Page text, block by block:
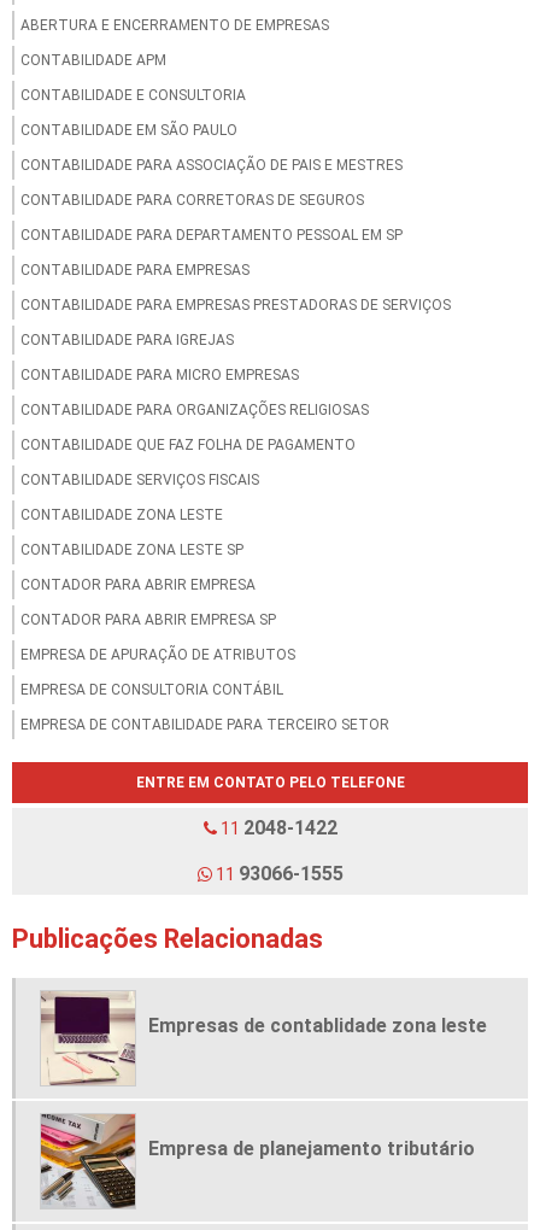
ABERTURA E ENCERRAMENTO DE EMPRESAS
CONTABILIDADE APM
CONTABILIDADE E CONSULTORIA
CONTABILIDADE EM SÃO PAULO
CONTABILIDADE PARA ASSOCIAÇÃO DE PAIS E MESTRES
CONTABILIDADE PARA CORRETORAS DE SEGUROS
CONTABILIDADE PARA DEPARTAMENTO PESSOAL EM SP
CONTABILIDADE PARA EMPRESAS
CONTABILIDADE PARA EMPRESAS PRESTADORAS DE SERVIÇOS
CONTABILIDADE PARA IGREJAS
CONTABILIDADE PARA MICRO EMPRESAS
CONTABILIDADE PARA ORGANIZAÇÕES RELIGIOSAS
CONTABILIDADE QUE FAZ FOLHA DE PAGAMENTO
CONTABILIDADE SERVIÇOS FISCAIS
CONTABILIDADE ZONA LESTE
CONTABILIDADE ZONA LESTE SP
CONTADOR PARA ABRIR EMPRESA
CONTADOR PARA ABRIR EMPRESA SP
EMPRESA DE APURAÇÃO DE ATRIBUTOS
EMPRESA DE CONSULTORIA CONTÁBIL
EMPRESA DE CONTABILIDADE PARA TERCEIRO SETOR
EMPRESA DE PLANEJAMENTO TRIBUTÁRIO
EMPRESA DECLARAÇÃO DE IMPOSTO DE RENDA
EMPRESA SERVIÇOS CONTABEIS
EMPRESAS DE CONTABILIDADE EM SP
ENCERRAMENTO DE EMPRESA EM SÃO PAULO
ESCRITORIO DE CONTABILIDADE PARA IGREJAS
ESCRITÓRIO DE CONTABLIIDADE ZONA LESTE
REGULARIZAÇÃO CONTABILIDADE
REGULARIZAÇÃO DE EMPRESAS
SERVIÇOS CONTÁBEIS
ENTRE EM CONTATO PELO TELEFONE
11 2048-1422
11 93066-1555
Publicações Relacionadas
Empresas de contablidade zona leste
Empresa de planejamento tributário